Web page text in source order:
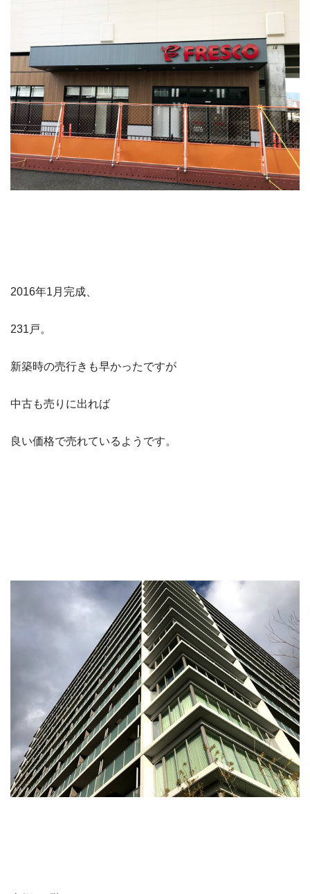
2016年1月完成、
231戸。
新築時の売行きも早かったですが
中古も売りに出れば
良い価格で売れているようです。